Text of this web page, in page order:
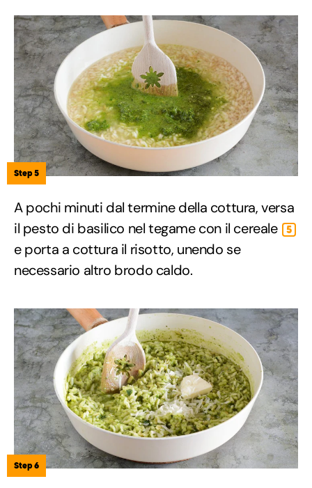
Step 5
A pochi minuti dal termine della cottura, versa
il pesto di basilico nel tegame con il cereale
5
e porta a cottura il risotto, unendo se
necessario altro brodo caldo.
Step 6